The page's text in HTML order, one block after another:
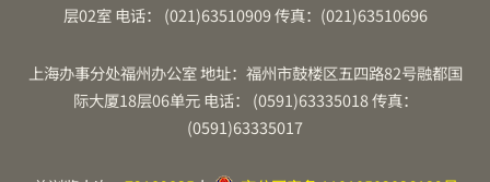
层02室 电话： (021)63510909 传真：(021)63510696
上海办事分处福州办公室 地址：福州市鼓楼区五四路82号融都国
际大厦18层06单元 电话： (0591)63335018 传真：
(0591)63335017